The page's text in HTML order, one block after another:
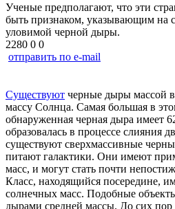
Ученые предполагают, что эти
быть признаком, указывающим на
уловимой черной дыры.
2280 0 0
отправить по e-mail
Существуют черные дыры массой
массу Солнца. Самая большая в
обнаруженная черная дыра имеет
образовалась в процессе слияния
существуют сверхмассивные
питают галактики. Они имеют
масс, и могут стать почти
Класс, находящийся посередине,
солнечных масс. Подобные
дырами средней массы. До сих пор